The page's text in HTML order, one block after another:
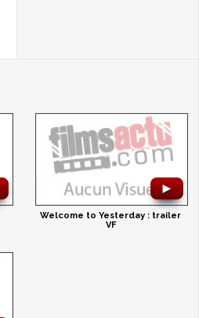
►
Welcome to Yesterday : trailer
VF